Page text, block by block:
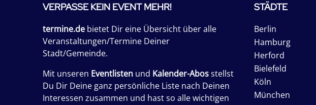
VERPASSE KEIN EVENT MEHR!
termine.de bietet Dir eine Übersicht über alle
Veranstaltungen/Termine Deiner
Stadt/Gemeinde.
Mit unseren Eventlisten und Kalender-Abosstellst
Du Dir Deine ganz persönliche Liste nach Deinen
Interessen zusammen und hast so alle wichtigen
STÄDTE
Berlin
Hamburg
Herford
Bielefeld
Köln
München